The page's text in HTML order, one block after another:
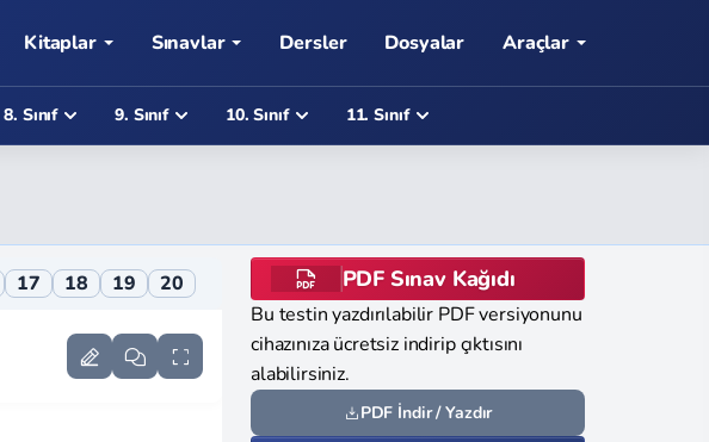
Kitaplar Sınavlar Dersler Dosyalar Araçlar
8. Sınıf 9. Sınıf 10. Sınıf 11. Sınıf
17 18 19 20 PDF Sınav Kağıdı
Bu testin yazdırılabilir PDF versiyonunu
cihazınıza ücretsiz indirip çıktısını
alabilirsiniz.
PDF İndir / Yazdır